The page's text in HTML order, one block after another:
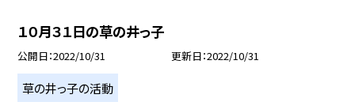
１０月３１日の草の井っ子
公開日 2022/10/31 更新日 2022/10/31
草の井っ子の活動